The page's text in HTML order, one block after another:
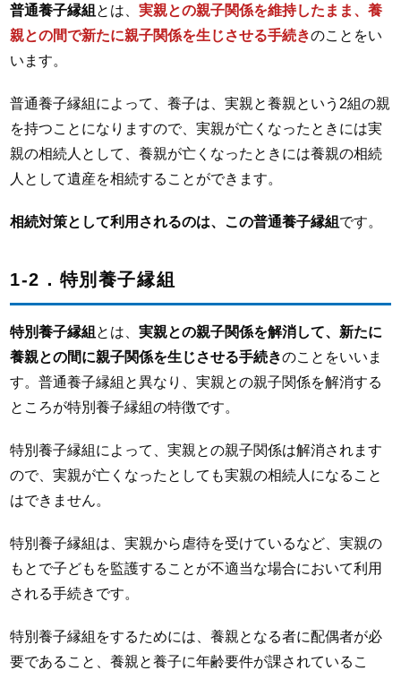
普通養子縁組 とは、実親との親子関係を維持したまま、養
親との間で新たに親子関係を生じさせる手続きのことをい
います。
普通養子縁組によって、養子は、実親と養親という2組の親
を持つことになりますので、実親が亡くなったときには実
親の相続人として、養親が亡くなったときには養親の相続
人として遺産を相続することができます。
相続対策として利用されるのは、この普通養子縁組 です。
1-2．特別養子縁組
特別養子縁組 とは、実親との親子関係を解消して、新たに
養親との間に親子関係を生じさせる手続きのことをいいま
す。普通養子縁組と異なり、実親との親子関係を解消する
ところが特別養子縁組の特徴です。
特別養子縁組によって、実親との親子関係は解消されます
ので、実親が亡くなったとしても実親の相続人になること
はできません。
特別養子縁組は、実親から虐待を受けているなど、実親の
もとで子どもを監護することが不適当な場合において利用
される手続きです。
特別養子縁組をするためには、養親となる者に配偶者が必
要であること、養親と養子に年齢要件が課されているこ